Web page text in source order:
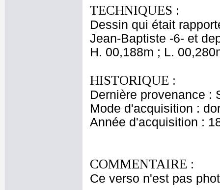
TECHNIQUES :
Dessin qui était
Jean-Baptiste -6- et
H. 00,188m ; L.
HISTORIQUE :
Dernière provenance :
Mode d'acquisition :
Année d'acquisition :
COMMENTAIRE :
Ce verso n'est pas